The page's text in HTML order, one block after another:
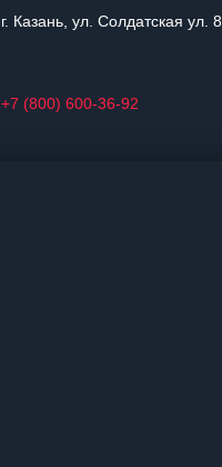
г. Казань, ул. Солдатская ул. 8
+7 (800) 600-36-92